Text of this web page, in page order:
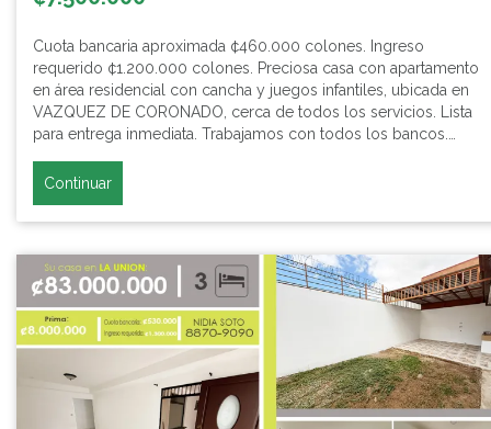
Cuota bancaria aproximada ¢460.000 colones. Ingreso
requerido ¢1.200.000 colones. Preciosa casa con apartamento
en área residencial con cancha y juegos infantiles, ubicada en
VAZQUEZ DE CORONADO, cerca de todos los servicios. Lista
para entrega inmediata. Trabajamos con todos los bancos.…
Continuar